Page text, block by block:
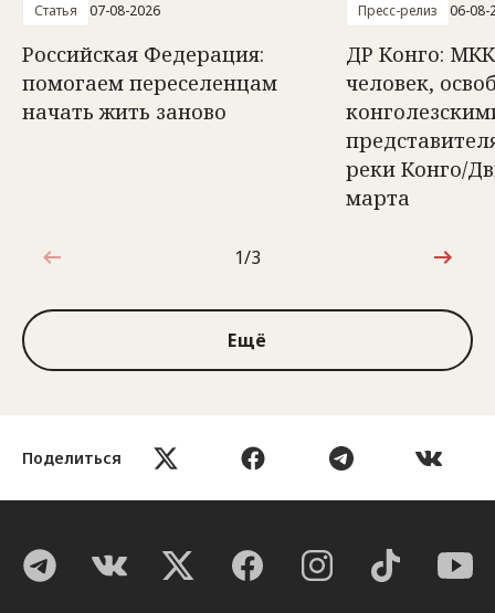
Поделиться
Статья 07-08-2026
Российская Федерация:
помогаем переселенцам
начать жить заново
Пресс-релиз 06-08-
ДР Конго:
человек,
реки Конго/
марта
1 из 3
1/3
Ещё